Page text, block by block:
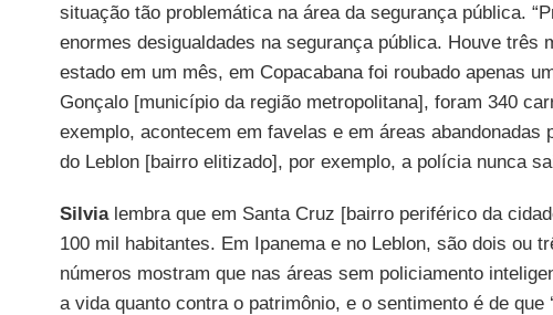
situação tão problemática na área da segurança pública.
enormes desigualdades na segurança pública. Houve três
estado em um mês, em Copacabana foi roubado apenas
Gonçalo [município da região metropolitana], foram 340
exemplo, acontecem em favelas e em áreas abandonadas
do Leblon [bairro elitizado], por exemplo, a polícia nunca
Silvialembra que em Santa Cruz [bairro periférico da
100 mil habitantes. Em Ipanema e no Leblon, são dois ou
números mostram que nas áreas sem policiamento
a vida quanto contra o patrimônio, e o sentimento é de que